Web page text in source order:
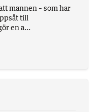
mannen – som har
till
en a...